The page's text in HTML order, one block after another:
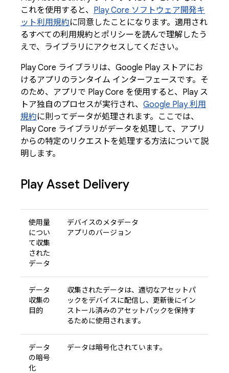
これを使用すると、 Play Core ソフトウェア開発キ
ット利用規約に同意したことになります。適用され
るすべての利用規約とポリシーを読んで理解したう
えで、ライブラリにアクセスしてください。
Play Core ライブラリは、Google Play ストアにお
けるアプリのランタイム インターフェースです。そ
のため、アプリで Play Core を使用すると、Play ス
トア独自のプロセスが実行され、 Google Play 利用
規約に則ってデータが処理されます。ここでは、
Play Core ライブラリがデータを処理して、アプリ
からの特定のリクエストを処理する方法について説
明します。
Play Asset Delivery
使用量
につい
て収集
された
データ
デバイスのメタデータ
アプリのバージョン
データ
収集の
目的
収集されたデータは、適切なアセットパ
ックをデバイスに配信し、更新後にイン
ストール済みのアセットパックを保持す
るために使用されます。
データ
の暗号
化
データは暗号化されています。